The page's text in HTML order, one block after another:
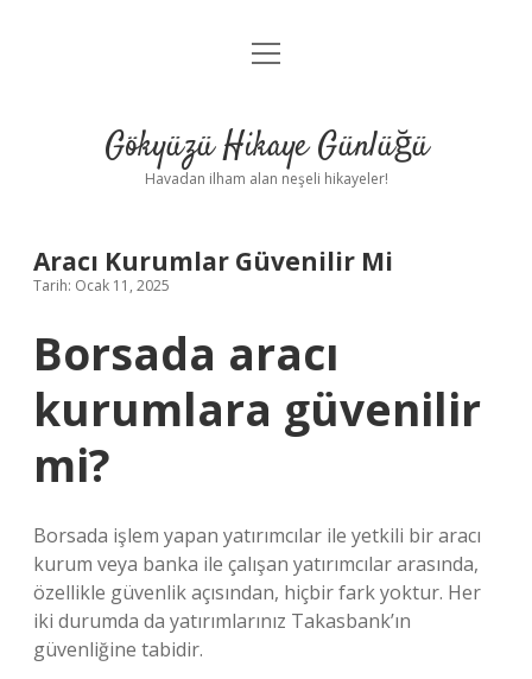
Anasayfa
Yasal Uyarı
menüyü
Gökyüzü Hikaye Günlüğü
Havadan ilham alan neşeli hikayeler!
Aracı Kurumlar Güvenilir Mi
Tarih: Ocak 11, 2025
Borsada aracı
kurumlara güvenilir
mi?
Borsada işlem yapan yatırımcılar ile yetkili bir aracı
kurum veya banka ile çalışan yatırımcılar arasında,
özellikle güvenlik açısından, hiçbir fark yoktur. Her
iki durumda da yatırımlarınız Takasbank’ın
güvenliğine tabidir.